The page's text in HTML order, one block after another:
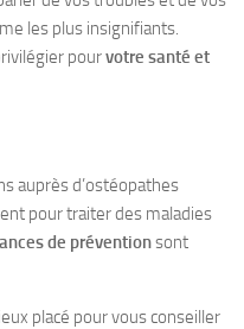
les plus insignifiants.
pourvotre santé et
auprès d’ostéopathes
pour traiter des maladies
de préventionsont
placé pour vous conseiller